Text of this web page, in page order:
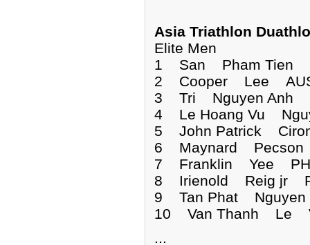
Asia Triathlon
Elite Men
1 San Pham
2 Cooper Lee
3 Tri Nguyen Anh
4 Le Hoang Vu
5 John Patrick
6 Maynard
7 Franklin Yee
8 Irienold Reig jr
9 Tan Phat
10 Van Thanh Le